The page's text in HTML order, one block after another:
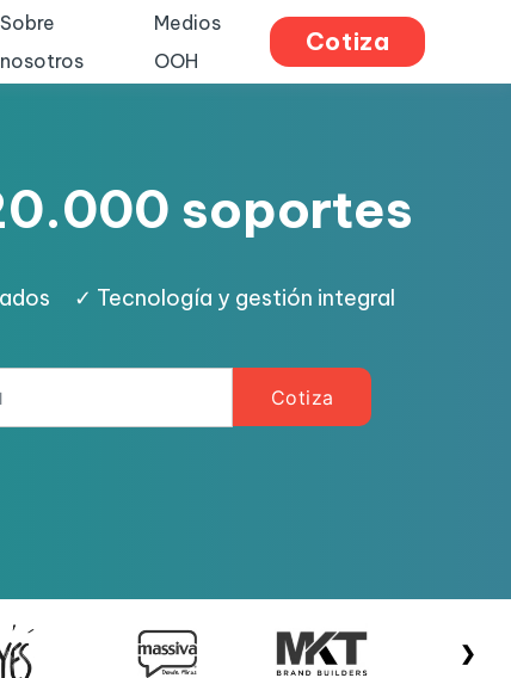
Sobre
nosotros
Medios
OOH
Cotiza
soportes
✓ Tecnología y gestión integral
Cotiza
❯